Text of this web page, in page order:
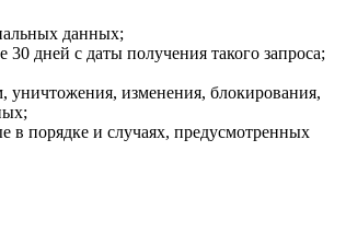
данных;
дней с даты получения такого запроса;
уничтожения, изменения, блокирования,
в порядке и случаях, предусмотренных